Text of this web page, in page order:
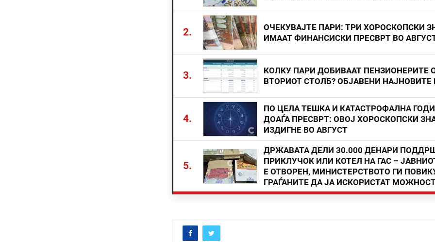
2.
ОЧЕКУВАЈТЕ ПАРИ: ТРИ ХОРОСКОПСКИ
ИМААТ ФИНАНСИСКИ ПРЕСВРТ ВО
3.
КОЛКУ ПАРИ ДОБИВААТ ПЕНЗИОНЕРИТЕ
ВТОРИОТ СТОЛБ? ОБЈАВЕНИ НАЈНОВИТЕ
4.
ПО ЦЕЛА ТЕШКА И КАТАСТРОФАЛНА
ДОАЃА ПРЕСВРТ: ОВОЈ ХОРОСКОПСКИ
ИЗДИГНЕ ВО АВГУСТ
5.
ДРЖАВАТА ДЕЛИ 30.000 ДЕНАРИ
ПРИКЛУЧОК ИЛИ КОТЕЛ НА ГАС –
Е ОТВОРЕН, МИНИСТЕРСТВОТО ГИ
ГРАЃАНИТЕ ДА ЈА ИСКОРИСТАТ